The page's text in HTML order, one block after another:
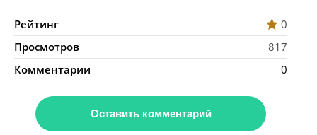
Рейтинг
0
Просмотров
817
Комментарии
0
Оставить комментарий